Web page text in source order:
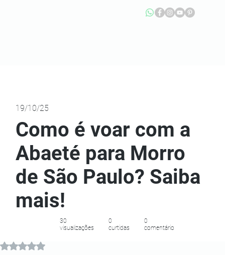
Avaliado com NaN de 5 estrelas.
30
visualizações
0
curtidas
0
comentário
Como é voar com a
Abaeté para Morro
de São Paulo? Saiba
mais!
19/10/25